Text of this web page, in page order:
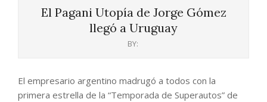
EntreEl Pagani Utopía de Jorge Gómez
llegó a Uruguay
BY:
El empresario argentino madrugó a todos con la
primera estrella de la “Temporada de Superautos” de